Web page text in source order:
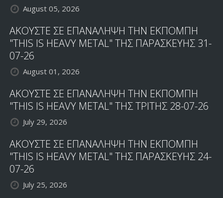
August 05, 2026
ΑΚΟΥΣΤΕ ΣΕ ΕΠΑΝΑΛΗΨΗ ΤΗΝ ΕΚΠΟΜΠΗ
"THIS IS HEAVY METAL" ΤΗΣ ΠΑΡΑΣΚΕΥΗΣ 31-
07-26
August 01, 2026
ΑΚΟΥΣΤΕ ΣΕ ΕΠΑΝΑΛΗΨΗ ΤΗΝ ΕΚΠΟΜΠΗ
"THIS IS HEAVY METAL" ΤΗΣ ΤΡΙΤΗΣ 28-07-26
July 29, 2026
ΑΚΟΥΣΤΕ ΣΕ ΕΠΑΝΑΛΗΨΗ ΤΗΝ ΕΚΠΟΜΠΗ
"THIS IS HEAVY METAL" ΤΗΣ ΠΑΡΑΣΚΕΥΗΣ 24-
07-26
July 25, 2026